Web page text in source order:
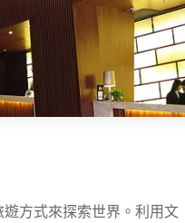
方式來探索世界。利用文